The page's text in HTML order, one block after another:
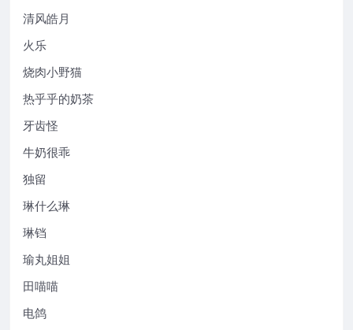
清风皓月
火乐
烧肉小野猫
热乎乎的奶茶
牙齿怪
牛奶很乖
独留
琳什么琳
琳铛
瑜丸姐姐
田喵喵
电鸽